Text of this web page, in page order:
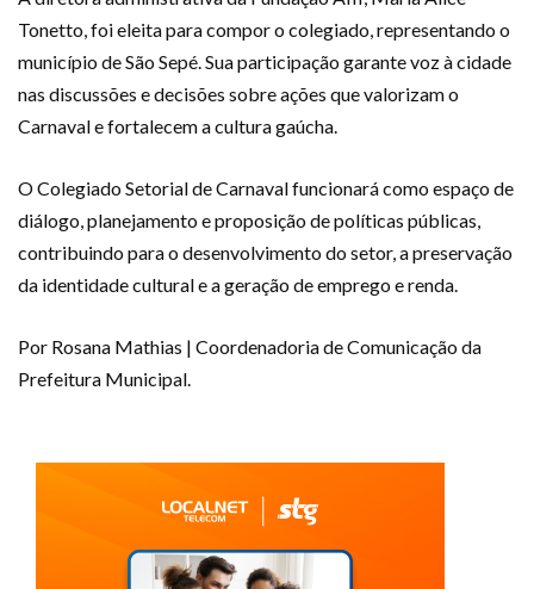
Tonetto, foi eleita para compor o colegiado, representando o
município de São Sepé. Sua participação garante voz à cidade
nas discussões e decisões sobre ações que valorizam o
Carnaval e fortalecem a cultura gaúcha.
O Colegiado Setorial de Carnaval funcionará como espaço de
diálogo, planejamento e proposição de políticas públicas,
contribuindo para o desenvolvimento do setor, a preservação
da identidade cultural e a geração de emprego e renda.
Por Rosana Mathias | Coordenadoria de Comunicação da
Prefeitura Municipal.